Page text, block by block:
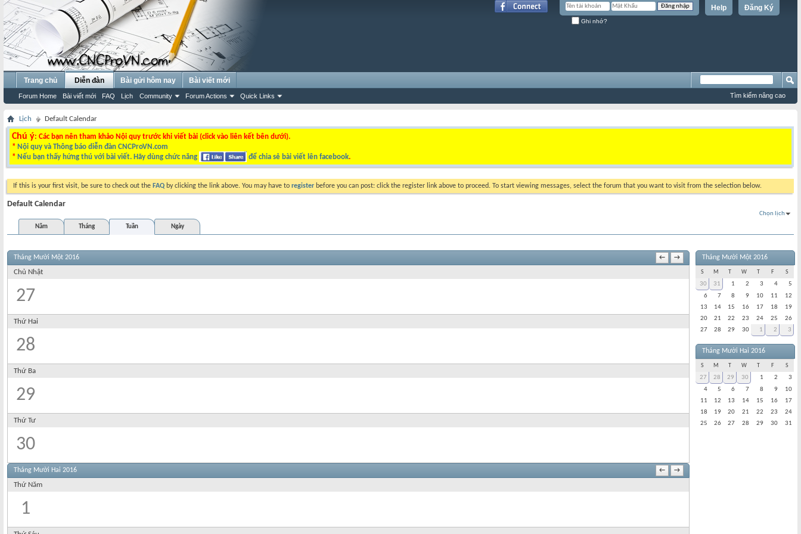
Đăng Ký
Help
Ghi nhớ?
Trang chủ Diễn đàn
Forum Home Bài viết mới FAQ Lịch Community Forum Actions Quick Links
Bài gửi hôm nay Bài viết mới
Tìm kiếm nâng cao
Lịch Default Calendar
Chú ý: Các bạn nên tham khảo Nội quy trước khi viết bài (click vào liên kết bên dưới).
* Nội quy và Thông báo diễn đàn CNCProVN.com
* Nếu bạn thấy hứng thú với bài viết. Hãy dùng chức năng để chia sẻ bài viết lên facebook.
If this is your first visit, be sure to check out the FAQ by clicking the link above. You may have to register before you can post: click the register link above to proceed. To start viewing messages, select the forum that you want to visit from the selection below.
Default Calendar
Chọn lịch
Năm
Tháng Tuần Ngày
← →
Tháng Mười Một 2016
Chủ Nhật
27
Thứ Hai
28
Thứ Ba
29
Thứ Tư
30
← →
Tháng Mười Hai 2016
Thứ Năm
1
Tháng Mười Một 2016
S M W F S
30 31 1 2 3 4
5
6
7 8 9 10 11
12
13
14 15 16 17 18
19
20
21 22 23 24 25
26
27
28 29 30 1 2 3
Tháng Mười Hai 2016
S M W F S
27 28 29 30 1 2
3
4
5 6 7 8 9
10
11
12 13 14 15 16
17
18
19 20 21 22 23
24
25
26 27 28 29 30 31